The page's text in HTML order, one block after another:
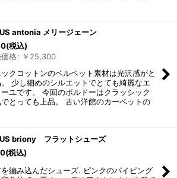
antonia メリージェーン
(税込)
格: ￥ 25,300
クコットンのベルベット素材は光沢感がと
少し細めのシルエットでとても綺麗なエ
ユです。 今回のボルドーはクラッシック
とっても上品。 古い洋館のカーペットの
briony フラットシューズ
(税込)
編み込んだシューズ. ピンクのパイピング